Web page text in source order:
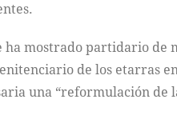
ha mostrado partidario
de los etarras
una “reformulación